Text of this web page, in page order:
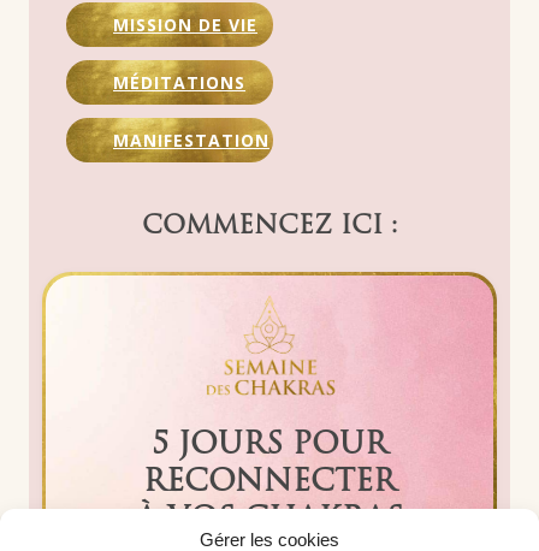
Gérer les cookies
MISSION DE VIE
MÉDITATIONS
MANIFESTATION
COMMENCEZ ICI :
5 JOURS POUR
RECONNECTER